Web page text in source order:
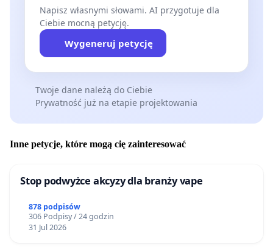
Napisz własnymi słowami. AI przygotuje dla
Ciebie mocną petycję.
Wygeneruj petycję
Twoje dane należą do Ciebie
Prywatność już na etapie projektowania
Inne petycje, które mogą cię zainteresować
Stop podwyżce akcyzy dla branży vape
878 podpisów
306 Podpisy / 24 godzin
31 Jul 2026